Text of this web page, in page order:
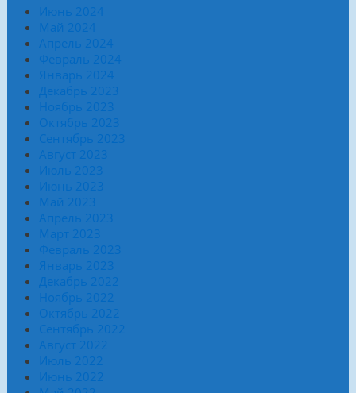
Июнь 2024
Май 2024
Апрель 2024
Февраль 2024
Январь 2024
Декабрь 2023
Ноябрь 2023
Октябрь 2023
Сентябрь 2023
Август 2023
Июль 2023
Июнь 2023
Май 2023
Апрель 2023
Март 2023
Февраль 2023
Январь 2023
Декабрь 2022
Ноябрь 2022
Октябрь 2022
Сентябрь 2022
Август 2022
Июль 2022
Июнь 2022